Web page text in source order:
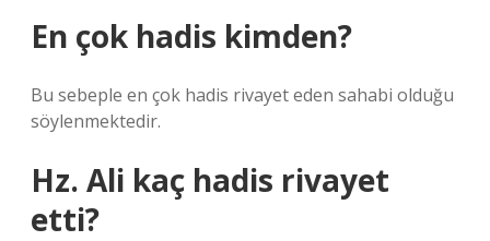
En çok hadis kimden?
Bu sebeple en çok hadis rivayet eden sahabi olduğu
söylenmektedir.
Hz. Ali kaç hadis rivayet
etti?